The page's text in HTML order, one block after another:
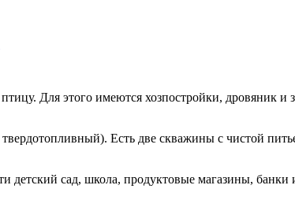
Для этого имеются хозпостройки, дровяник и
твердотопливный). Есть две скважины с чистой
детский сад, школа, продуктовые магазины, банки